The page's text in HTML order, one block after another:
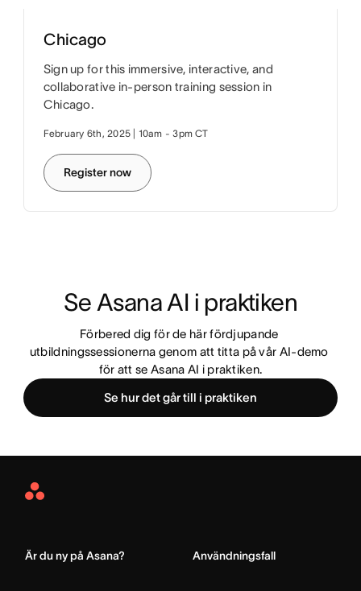
Chicago
Sign up for this immersive, interactive, and
collaborative in-person training session in
Chicago.
February 6th, 2025 | 10am - 3pm CT
Register now
Se Asana AI i praktiken
Förbered dig för de här fördjupande
utbildningssessionerna genom att titta på vår AI-demo
för att se Asana AI i praktiken.
Se hur det går till i praktiken
Asana
Är du ny på Asana? Användningsfall